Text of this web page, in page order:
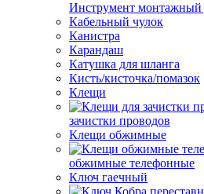
Инструмент монтажный
Кабельный чулок
Канистра
Карандаш
Катушка для шланга
Кисть/кисточка/помазок
Клещи
зачистки проводов
Клещи обжимные
обжимные телефонные
Ключ гаечный